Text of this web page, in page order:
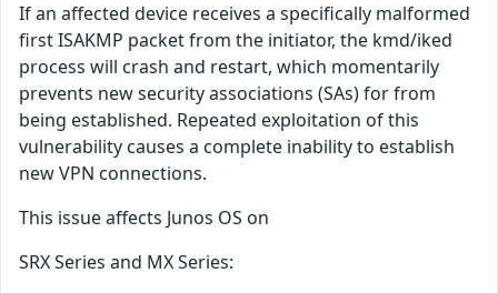
If an affected device receives a specifically malformed
first ISAKMP packet from the initiator, the kmd/iked
process will crash and restart, which momentarily
prevents new security associations (SAs) for from
being established. Repeated exploitation of this
vulnerability causes a complete inability to establish
new VPN connections.
This issue affects Junos OS on
SRX Series and MX Series: